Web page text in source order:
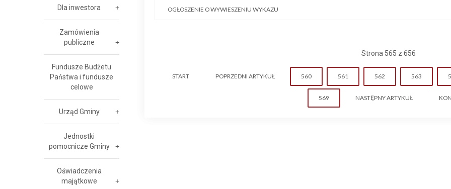
OGŁOSZENIE O WYWIESZENIU WYKAZU
Strona 565 z 656
START POPRZEDNI ARTYKUŁ 560 561 562 563
569 NASTĘPNY ARTYKUŁ
Dla inwestora
Zamówienia
publiczne
Fundusze Budżetu
Państwa i fundusze
celowe
Urząd Gminy
Jednostki
pomocnicze Gminy
Oświadczenia
majątkowe